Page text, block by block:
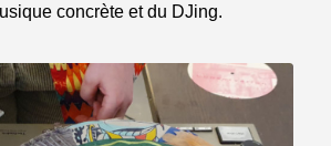
concrète et du DJing.